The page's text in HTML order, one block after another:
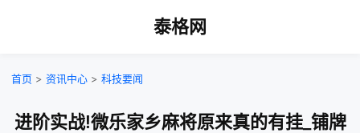
泰格网
首页 > 资讯中心 > 科技要闻
进阶实战!微乐家乡麻将原来真的有挂_铺牌